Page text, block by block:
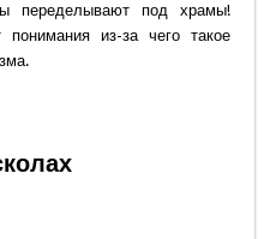
переделывают под храмы!
из-за чего такое
дом